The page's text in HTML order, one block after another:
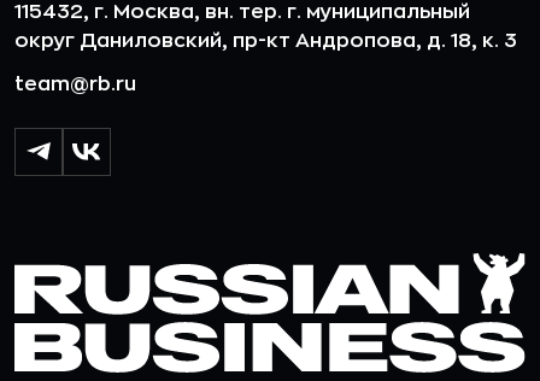
115432, г. Москва, вн. тер. г. муниципальный
округ Даниловский, пр-кт Андропова, д. 18, к. 3
team@rb.ru